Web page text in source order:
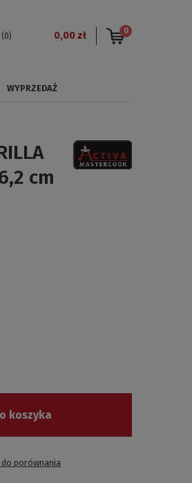
(0) 0,00 zł 0
WYPRZEDAŻ
cm
koszyka
do porównania